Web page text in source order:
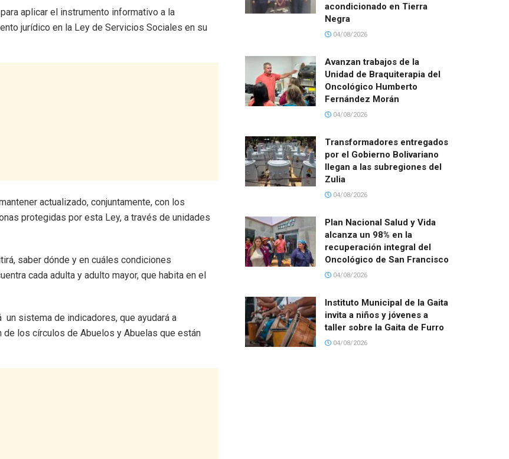
aplicar el instrumento informativo a la
jurídico en la Ley de Servicios Sociales en su
actualizado, conjuntamente, con los
protegidas por esta Ley, a través de unidades
saber dónde y en cuáles condiciones
cada adulta y adulto mayor, que habita en el
sistema de indicadores, que ayudará a
los círculos de Abuelos y Abuelas que están
acondicionado en Tierra
Negra
04/08/2026
Avanzan trabajos de la
Unidad de Braquiterapia del
Oncológico Humberto
Fernández Morán
04/08/2026
Transformadores entregados
por el Gobierno Bolivariano
llegan a las subregiones del
Zulia
04/08/2026
Plan Nacional Salud y Vida
alcanza un 98% en la
recuperación integral del
Oncológico de San Francisco
04/08/2026
Instituto Municipal de la Gaita
invita a niños y jóvenes a
taller sobre la Gaita de Furro
04/08/2026